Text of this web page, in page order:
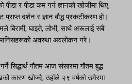
र पीडा कम गर्न ज्ञानको खोजीमा थिए,
प्राप्त दर्शन र ज्ञान बौद्ध प्रकटीकरण हो।
बिरामी, घाइते, लोभी, साथै अरूलाई सबै
मानिसहरूको अवस्था अवलोकन गरे।
सिद्धार्थ गौतम आज संसारमा गौतम बुद्ध
कारण खोज्दै, उहाँले २९ वर्षको उमेरमा